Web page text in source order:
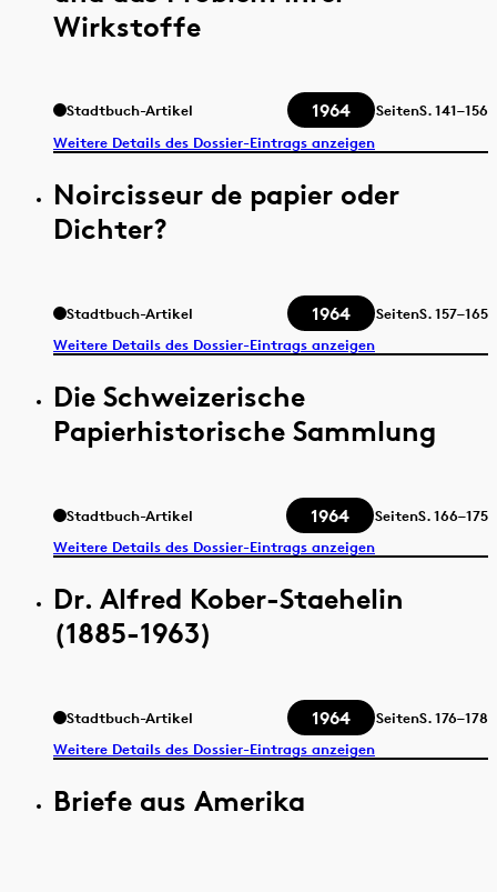
Wirkstoffe
Stadtbuch-Artikel 1964 SeitenS.141–156
Weitere Details des Dossier-Eintrags anzeigen
Noircisseur de papier oder
Dichter?
Stadtbuch-Artikel 1964 SeitenS.157–165
Weitere Details des Dossier-Eintrags anzeigen
Die Schweizerische
Papierhistorische Sammlung
Stadtbuch-Artikel 1964 SeitenS.166–175
Weitere Details des Dossier-Eintrags anzeigen
Dr. Alfred Kober-Staehelin
(1885-1963)
Stadtbuch-Artikel 1964 SeitenS.176–178
Weitere Details des Dossier-Eintrags anzeigen
Briefe aus Amerika